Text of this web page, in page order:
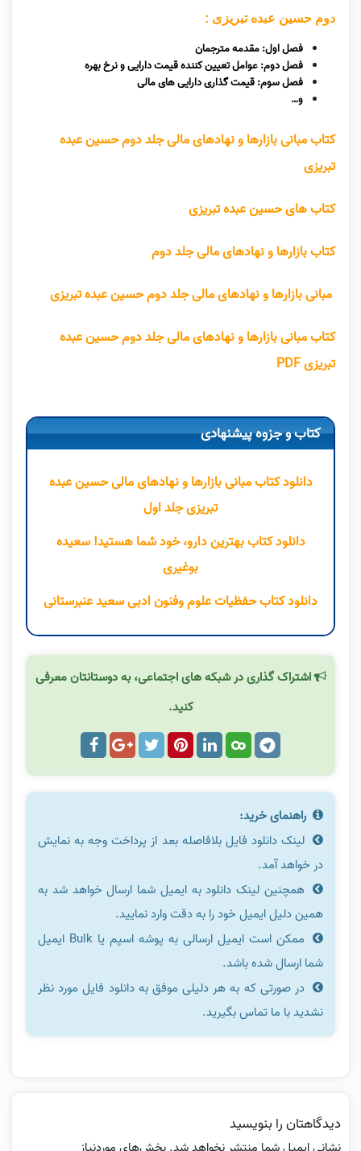
دوم حسین عبده تبریزی :
فصل اول: مقدمه مترجمان
فصل دوم: عوامل تعیین کننده قیمت دارایی و نرخ بهره
فصل سوم: قیمت گذاری دارایی های مالی
و…
کتاب مبانی بازارها و نهادهای مالی جلد دوم حسین عبده
تبریزی
کتاب های حسین عبده تبریزی
کتاب بازارها و نهادهای مالی جلد دوم
مبانی بازارها و نهادهای مالی جلد دوم حسین عبده تبریزی
کتاب مبانی بازارها و نهادهای مالی جلد دوم حسین عبده
تبریزی PDF
کتاب و جزوه پیشنهادی
دانلود کتاب مبانی بازارها و نهادهای مالی حسین عبده
تبریزی جلد اول
دانلود کتاب بهترین دارو، خود شما هستید! سعیده
بوغیری
دانلود کتاب حفظیات علوم وفنون ادبی سعید عنبرستانی
اشتراک گذاری در شبکه های اجتماعی، به دوستانتان معرفی
کنید.
راهنمای خرید:
لینک دانلود فایل بلافاصله بعد از پرداخت وجه به نمایش
در خواهد آمد.
همچنین لینک دانلود به ایمیل شما ارسال خواهد شد به
همین دلیل ایمیل خود را به دقت وارد نمایید.
ممکن است ایمیل ارسالی به پوشه اسپم یا Bulk ایمیل
شما ارسال شده باشد.
در صورتی که به هر دلیلی موفق به دانلود فایل مورد نظر
نشدید با ما تماس بگیرید.
دیدگاهتان را بنویسید